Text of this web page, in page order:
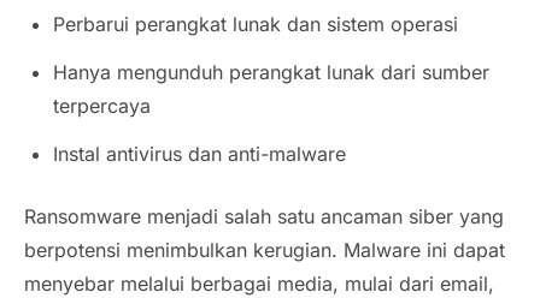
Perbarui perangkat lunak dan sistem operasi
Hanya mengunduh perangkat lunak dari sumber
terpercaya
Instal antivirus dan anti-malware
Ransomware menjadi salah satu ancaman siber yang
berpotensi menimbulkan kerugian. Malware ini dapat
menyebar melalui berbagai media, mulai dari email,